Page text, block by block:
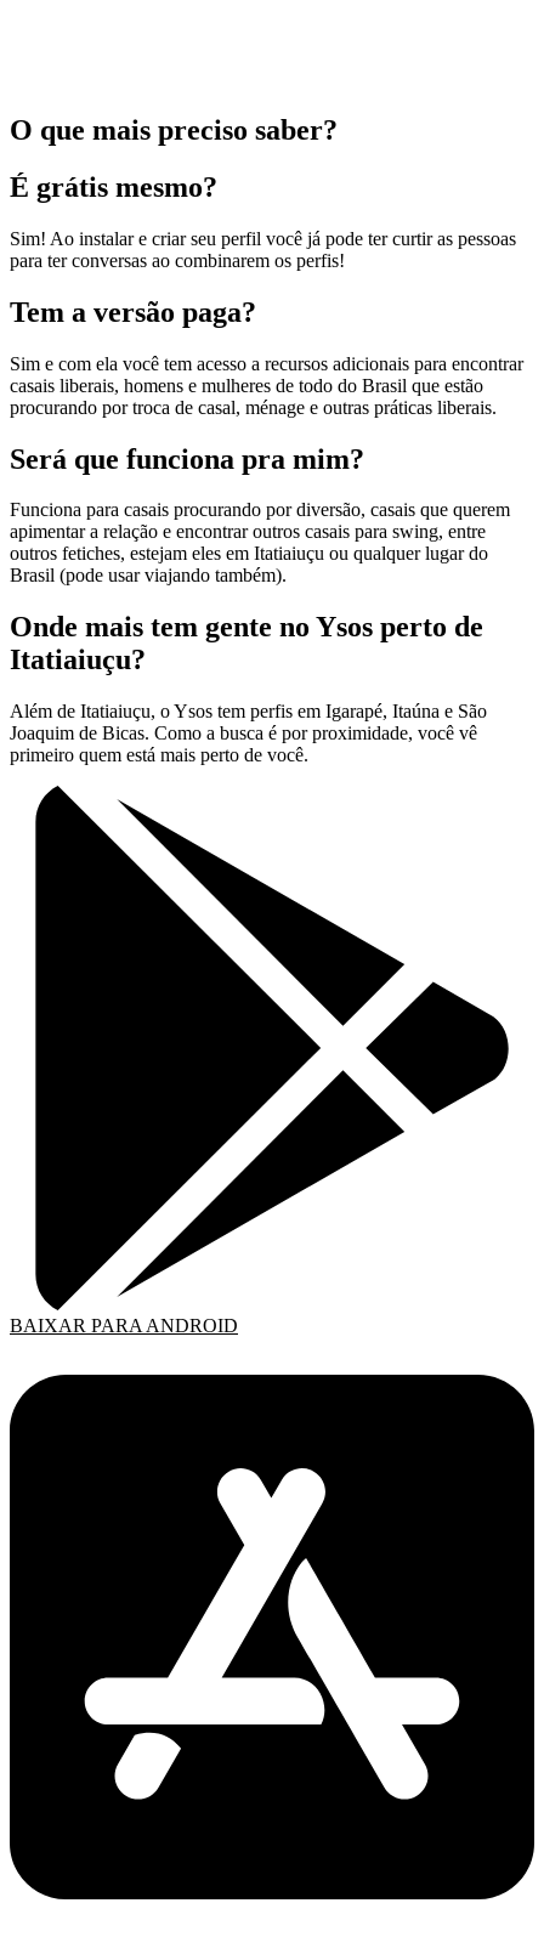
O que mais preciso saber?
É grátis mesmo?
Sim! Ao instalar e criar seu perfil você já pode ter curtir as pessoas
para ter conversas ao combinarem os perfis!
Tem a versão paga?
Sim e com ela você tem acesso a recursos adicionais para encontrar
casais liberais, homens e mulheres de todo do Brasil que estão
procurando por troca de casal, ménage e outras práticas liberais.
Será que funciona pra mim?
Funciona para casais procurando por diversão, casais que querem
apimentar a relação e encontrar outros casais para swing, entre
outros fetiches, estejam eles em Itatiaiuçu ou qualquer lugar do
Brasil (pode usar viajando também).
Onde mais tem gente no Ysos perto de
Itatiaiuçu?
Além de Itatiaiuçu, o Ysos tem perfis em Igarapé, Itaúna e São
Joaquim de Bicas. Como a busca é por proximidade, você vê
primeiro quem está mais perto de você.
BAIXAR PARA ANDROID